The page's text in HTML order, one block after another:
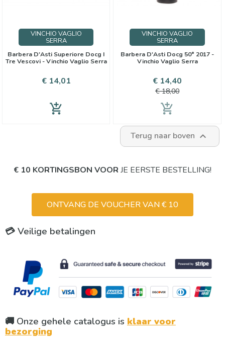
VINCHIO VAGLIO
SERRA
Barbera D'Asti Superiore Docg I
Tre Vescovi - Vinchio Vaglio Serra
Prijs
€ 14,01
add_shopping_cart
VINCHIO VAGLIO
SERRA
Barbera D'Asti Docg 50° 2017 -
Vinchio Vaglio Serra
Prijs
€ 14,40
€ 18,00
add_shopping_cart
Terug naar boven 
€ 10 KORTINGSBON VOOR JE EERSTE BESTELLING!
ONTVANG DE VOUCHER VAN € 10
💳 Veilige betalingen
🚚 Onze gehele catalogus is klaar voor
bezorging